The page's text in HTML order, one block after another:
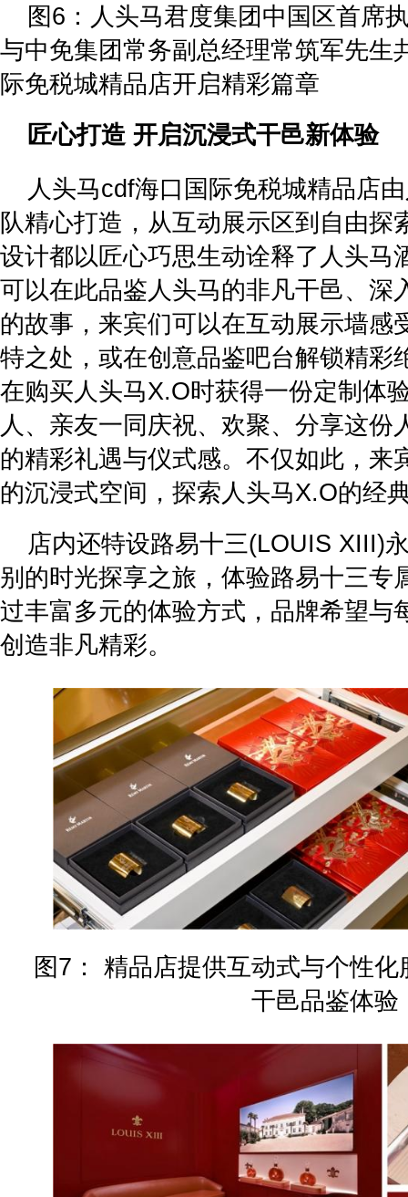
图6：人头马君度集团中国区首席
与中免集团常务副总经理常筑军先生
际免税城精品店开启精彩篇章
匠心打造 开启沉浸式干邑新体验
人头马cdf海口国际免税城精品店
队精心打造，从互动展示区到自由探
设计都以匠心巧思生动诠释了人头马
可以在此品鉴人头马的非凡干邑、深
的故事，来宾们可以在互动展示墙感
特之处，或在创意品鉴吧台解锁精彩
在购买人头马X.O时获得一份定制体
人、亲友一同庆祝、欢聚、分享这份
的精彩礼遇与仪式感。不仅如此，来
的沉浸式空间，探索人头马X.O的经
店内还特设路易十三(LOUIS XIII)
别的时光探享之旅，体验路易十三专
过丰富多元的体验方式，品牌希望与
创造非凡精彩。
图7： 精品店提供互动式与个性
干邑品鉴体验